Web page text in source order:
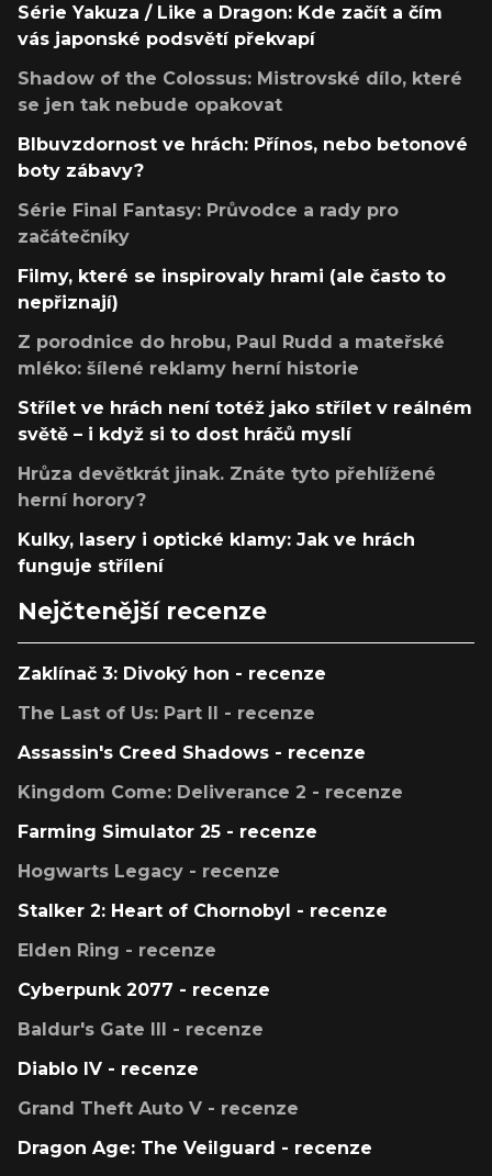
Série Yakuza / Like a Dragon: Kde začít a čím
vás japonské podsvětí překvapí
Shadow of the Colossus: Mistrovské dílo, které
se jen tak nebude opakovat
Blbuvzdornost ve hrách: Přínos, nebo betonové
boty zábavy?
Série Final Fantasy: Průvodce a rady pro
začátečníky
Filmy, které se inspirovaly hrami (ale často to
nepřiznají)
Z porodnice do hrobu, Paul Rudd a mateřské
mléko: šílené reklamy herní historie
Střílet ve hrách není totéž jako střílet v reálném
světě – i když si to dost hráčů myslí
Hrůza devětkrát jinak. Znáte tyto přehlížené
herní horory?
Kulky, lasery i optické klamy: Jak ve hrách
funguje střílení
Nejčtenější recenze
Zaklínač 3: Divoký hon - recenze
The Last of Us: Part II - recenze
Assassin's Creed Shadows - recenze
Kingdom Come: Deliverance 2 - recenze
Farming Simulator 25 - recenze
Hogwarts Legacy - recenze
Stalker 2: Heart of Chornobyl - recenze
Elden Ring - recenze
Cyberpunk 2077 - recenze
Baldur's Gate III - recenze
Diablo IV - recenze
Grand Theft Auto V - recenze
Dragon Age: The Veilguard - recenze